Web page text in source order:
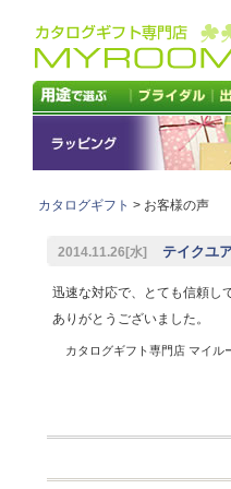
カタログギフト > お客様の声
2014.11.26[水] テイクユ
迅速な対応で、とても信頼し
ありがとうございました。
カタログギフト専門店 マイ